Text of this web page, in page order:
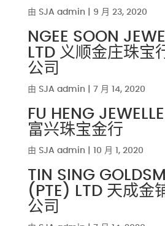
由 SJA admin 9 月 23, 2020
NGEE SOON
LTD 义顺金庄珠宝
公司
由 SJA admin 7 月 14, 2020
FU HENG
富兴珠宝金行
由 SJA admin 10 月 1, 2020
TIN SING
(PTE) LTD 天成金
公司